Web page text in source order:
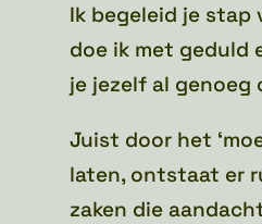
Ik begeleid je stap
doe ik met geduld
je jezelf al genoeg
Juist door het
laten, ontstaat er
zaken die